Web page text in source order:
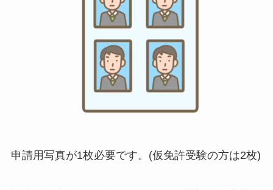
申請用写真が1枚必要です。(仮免許受験の方は2枚)